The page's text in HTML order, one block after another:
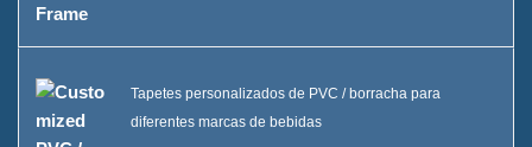
Tapetes personalizados de PVC / borracha para
diferentes marcas de bebidas